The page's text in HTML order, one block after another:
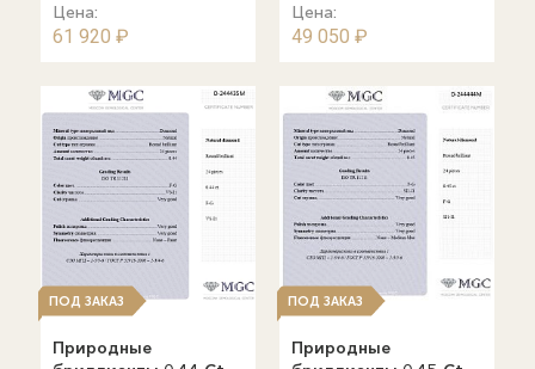
Цена:
61 920 ₽
Цена:
49 050 ₽
ПОД ЗАКАЗ
Природные
ПОД ЗАКАЗ
Природные